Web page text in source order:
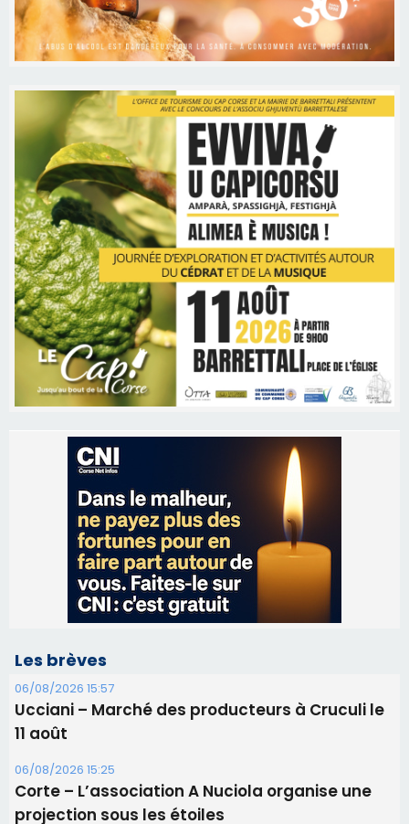
Les brèves
06/08/2026 15:57
Ucciani – Marché des producteurs à Cruculi le
11 août
06/08/2026 15:25
Corte – L’association A Nuciola organise une
projection sous les étoiles